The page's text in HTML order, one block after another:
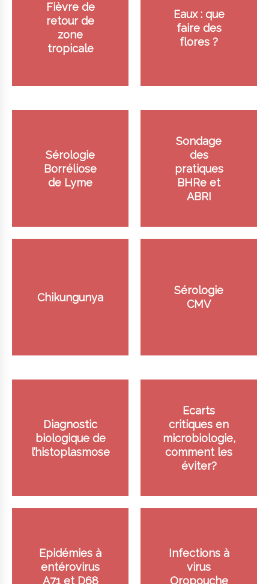
Fièvre de
retour de
zone
tropicale
Eaux : que
faire des
flores ?
Sérologie
Borréliose
de Lyme
Sondage
des
pratiques
BHRe et
ABRI
Chikungunya
Sérologie
CMV
Diagnostic
biologique de
l’histoplasmose
Ecarts
critiques en
microbiologie,
comment les
éviter?
Epidémies à
entérovirus
A71 et D68
Infections à
virus
Oropouche